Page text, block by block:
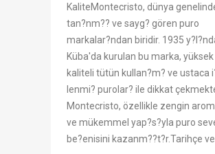
KaliteMontecristo, dünya
tan?nm?? ve sayg? gören puro
markalar?ndan biridir. 1935
Küba'da kurulan bu marka, yüksek
kaliteli tütün kullan?m? ve ustaca
lenmi? purolar? ile dikkat
Montecristo, özellikle zengin
ve mükemmel yap?s?yla puro
be?enisini kazanm??t?r.Tarihçe ve...